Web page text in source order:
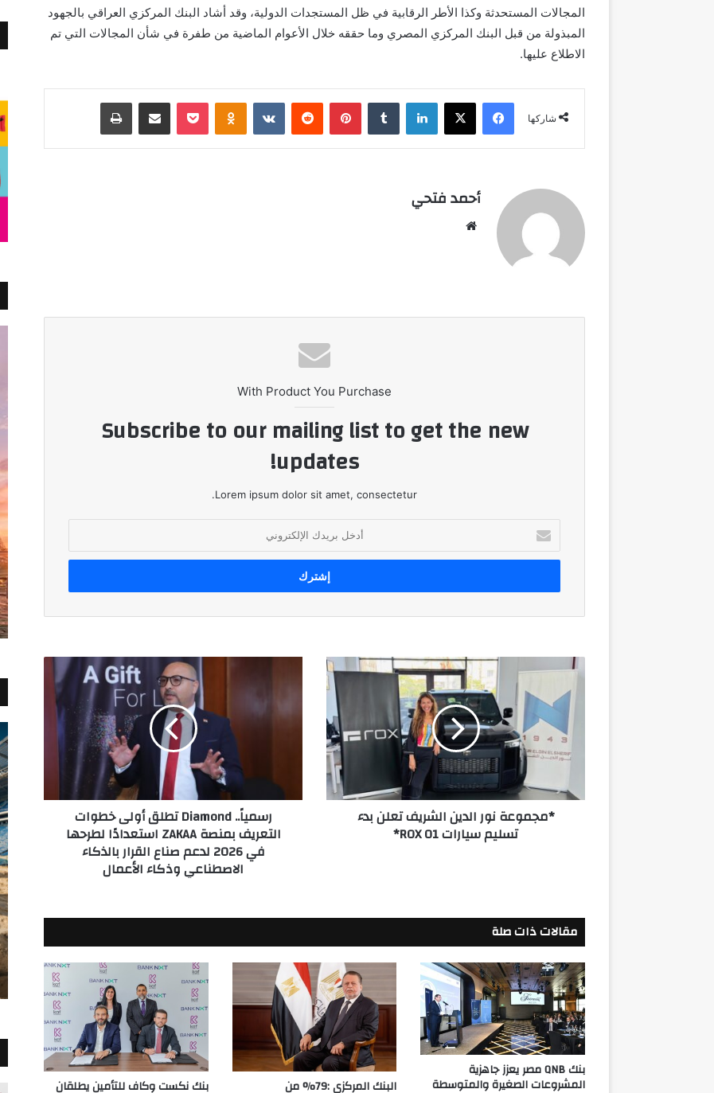
المجالات المستحدثة وكذا الأطر الرقابية في ظل المستجدات الدولية، وقد أشاد البنك المركزي العراقي بالجهود
المبذولة من قبل البنك المركزي المصري وما حققه خلال الأعوام الماضية من طفرة في شأن المجالات التي تم
الاطلاع عليها.
شاركها
فيسبوك ‫X لينكدإن بينتيريست Odnoklassniki
‫Pocket مشاركة عبر البريد طباعة
أحمد فتحي
With Product You Purchase
Subscribe to our mailing list to get the new
updates!
Lorem ipsum dolor sit amet, consectetur.
بريدك
الإلكتروني
*مجموعة
الدين
الشريف
تعلن
تسليم
ROX
*مجموعة نور الدين الشريف تعلن بدء
تسليم سيارات ROX 01*
أولى
ZAKAA
استعدادًا
وذكاء
الأعمال
رسمياً.. Diamond تطلق أولى خطوات
التعريف بمنصة ZAKAA استعدادًا لطرحها
في 2026 لدعم صناع القرار بالذكاء
الاصطناعي وذكاء الأعمال
مقالات ذات صلة
بنك QNB مصر يعزز جاهزية
المشروعات الصغيرة والمتوسطة البنك المركزي :79% من بنك نكست وكاف للتأمين يطلقان